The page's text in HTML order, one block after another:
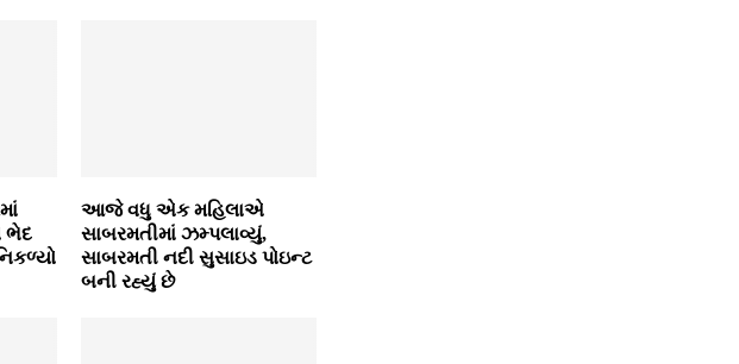
ભેદ
આજે વધુ એક મહિલાએ
સાબરમતીમાં ઝમ્પલાવ્યું,
સાબરમતી નદી સુસાઇડ પોઇન્ટ
બની રહ્યું છે